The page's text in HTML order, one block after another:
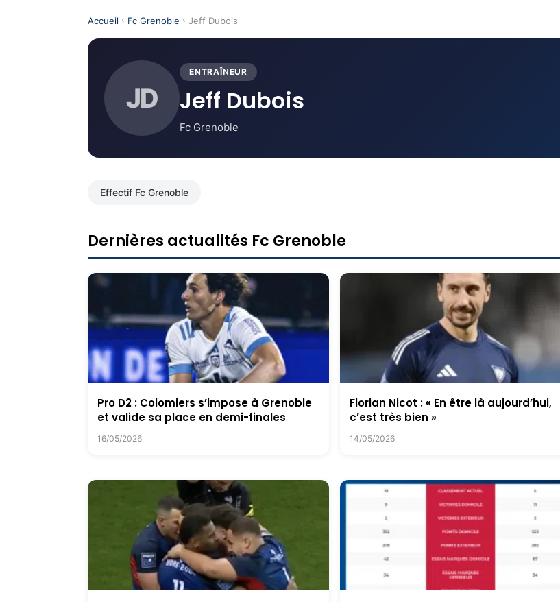
Accueil › Fc Grenoble › Jeff Dubois
JD
ENTRAÎNEUR
Jeff Dubois
Fc Grenoble
Effectif Fc Grenoble
Dernières actualités Fc Grenoble
Pro D2 : Colomiers s’impose à Grenoble
et valide sa place en demi-finales
16/05/2026
Florian Nicot : « En être là aujourd’hui,
c’est très bien »
14/05/2026